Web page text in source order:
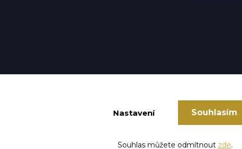
Nastavení Souhlasím
Souhlas můžete odmítnout zde.